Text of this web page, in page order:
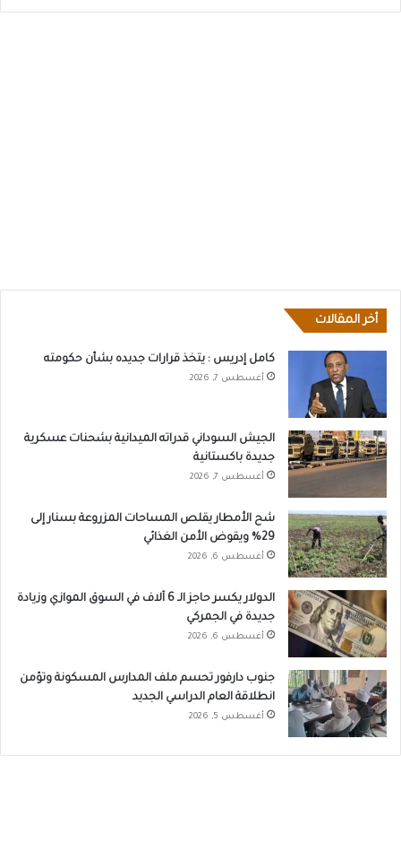
أخر المقالات
كامل إدريس : يتخذ قرارات جديده بشأن حكومته
أغسطس 7, 2026
الجيش السوداني قدراته الميدانية بشحنات عسكرية
جديدة باكستانية
أغسطس 7, 2026
شح الأمطار يقلص المساحات المزروعة بسنار إلى
29% ويقوض الأمن الغذائي
أغسطس 6, 2026
الدولار يكسر حاجز الـ 6 آلاف في السوق الموازي وزيادة
جديدة في الجمركي
أغسطس 6, 2026
جنوب دارفور تحسم ملف المدارس المسكونة وتؤمن
انطلاقة العام الدراسي الجديد
أغسطس 5, 2026